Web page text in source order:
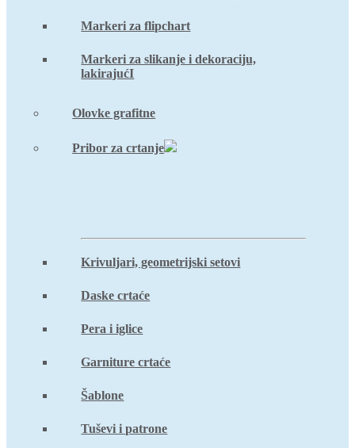
Markeri za flipchart
Markeri za slikanje i dekoraciju,
lakirajućI
Olovke grafitne
Pribor za crtanje
Krivuljari, geometrijski setovi
Daske crtaće
Pera i iglice
Garniture crtaće
Šablone
Tuševi i patrone